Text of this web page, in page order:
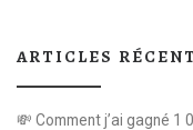
ARTICLES
💸 Comment j’ai gagné